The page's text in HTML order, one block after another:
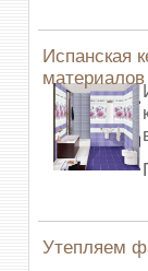
Испанская
материалов
Утепляем